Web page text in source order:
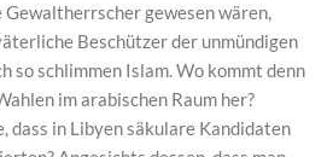
gewesen wären,
Beschützer der unmündigen
so schlimmen Islam. Wo kommt denn
im arabischen Raum her?
dass in Libyen säkulare Kandidaten